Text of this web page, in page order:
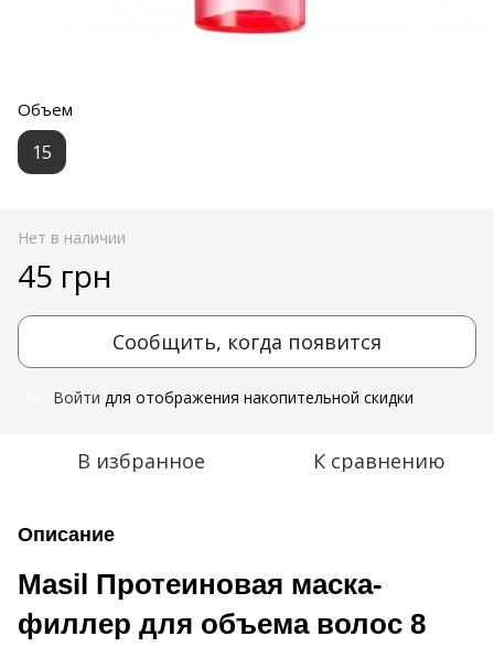
Объем
15
Нет в наличии
45 грн
Сообщить, когда появится
Войти для отображения накопительной скидки
В избранное К сравнению
Описание
Masil Протеиновая маска-
филлер для объема волос 8